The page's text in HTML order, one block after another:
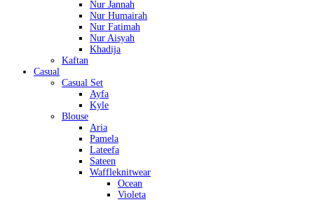
Nur Jannah
Nur Humairah
Nur Fatimah
Nur Aisyah
Khadija
Kaftan
Casual
Casual Set
Ayfa
Kyle
Blouse
Aria
Pamela
Lateefa
Sateen
Waffleknitwear
Ocean
Violeta